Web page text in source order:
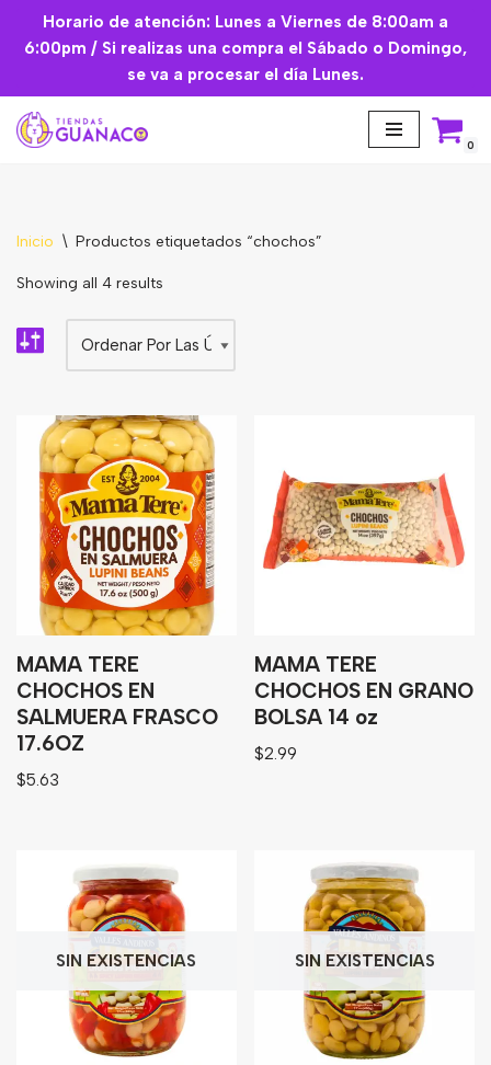
Saltar
contenido
Horario de atención: Lunes a Viernes de 8:00am a
6:00pm / Si realizas una compra el Sábado o Domingo,
se va a procesar el día Lunes.
0
Mascarilla facial
Básicos de Cocina
Granos
Harinas
Edulcorante
Enlatados
Sopas
Atoles
Galletas
Bebidas
Inicio \ Productos etiquetados “chochos”
Showing all 4 results
MAMA TERE
CHOCHOS EN
SALMUERA FRASCO
17.6OZ
$5.63
MAMA TERE
CHOCHOS EN GRANO
BOLSA 14 oz
$2.99
SIN EXISTENCIAS SIN EXISTENCIAS